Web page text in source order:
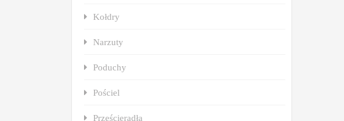
Kołdry
Narzuty
Poduchy
Pościel
Prześcieradła